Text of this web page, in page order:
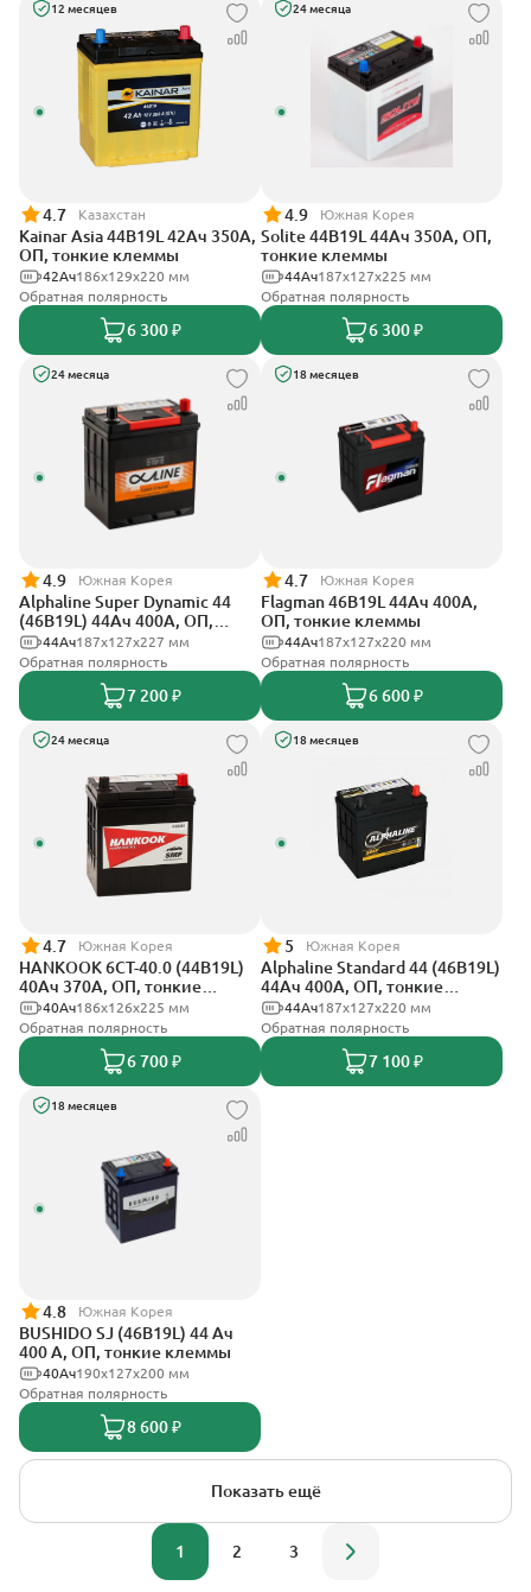
12 месяцев
4.7 Казахстан
Kainar Asia 44B19L 42Ач 350А,
ОП, тонкие клеммы
186х129х220 мм
42Ач
Обратная полярность
6 300 ₽
24 месяца
4.9 Южная Корея
Solite 44B19L 44Ач 350А, ОП,
тонкие клеммы
187x127x225 мм
44Ач
Обратная полярность
6 300 ₽
24 месяца
4.9 Южная Корея
Alphaline Super Dynamic 44
(46B19L) 44Ач 400А, ОП,
тонкие клеммы
187х127х227 мм
44Ач
Обратная полярность
7 200 ₽
18 месяцев
4.7 Южная Корея
Flagman 46B19L 44Ач 400А,
ОП, тонкие клеммы
187x127x220 мм
44Ач
Обратная полярность
6 600 ₽
24 месяца
4.7 Южная Корея
HANKOOK 6СТ-40.0 (44B19L)
40Ач 370А, ОП, тонкие
клеммы186х126х225 мм
40Ач
Обратная полярность
6 700 ₽
18 месяцев
5 Южная Корея
Alphaline Standard 44 (46B19L)
44Ач 400А, ОП, тонкие
клеммы187x127х220 мм
44Ач
Обратная полярность
7 100 ₽
18 месяцев
4.8 Южная Корея
BUSHIDO SJ (46B19L) 44 Ач
400 А, ОП, тонкие клеммы
190x127x200 мм
40Ач
Обратная полярность
8 600 ₽
Показать ещё
1 2 3